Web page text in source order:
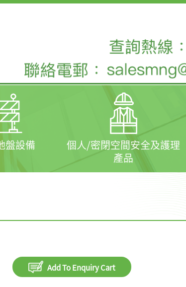
盤設備
個人/密閉空間安全及護理
產品
Add To Enquiry Cart